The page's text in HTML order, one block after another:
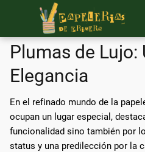
Plumas de Lujo:
Elegancia
En el refinado mundo de la
ocupan un lugar especial,
funcionalidad sino también por
status y una predilección por la